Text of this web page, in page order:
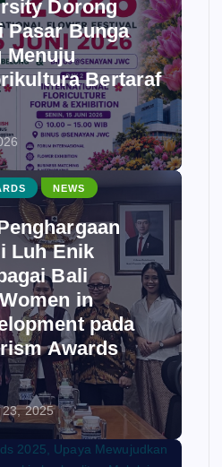
Dorong
Pasar Bunga
Menuju
Bertaraf
NEWS
Luh Enik
Bali
in
pada
Awards
23, 2025